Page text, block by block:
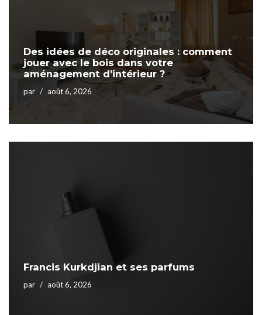
Des idées de déco originales : comment
jouer avec le bois dans votre
aménagement d’intérieur ?
par août 6, 2026
Francis Kurkdjian et ses parfums
par août 6, 2026